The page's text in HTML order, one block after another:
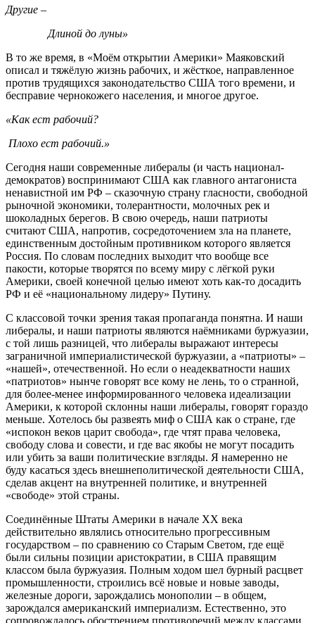
Другие –
Длиной до луны»
В то же время, в «Моём открытии Америки» Маяковский
описал и тяжёлую жизнь рабочих, и жёсткое, направленное
против трудящихся законодательство США того времени, и
бесправие чернокожего населения, и многое другое.
«Как ест рабочий?
Плохо ест рабочий.»
Сегодня наши современные либералы (и часть национал-
демократов) воспринимают США как главного антагониста
ненавистной им РФ – сказочную страну гласности, свободной
рыночной экономики, толерантности, молочных рек и
шоколадных берегов. В свою очередь, наши патриоты
считают США, напротив, сосредоточением зла на планете,
единственным достойным противником которого является
Россия. По словам последних выходит что вообще все
пакости, которые творятся по всему миру с лёгкой руки
Америки, своей конечной целью имеют хоть как-то досадить
РФ и её «национальному лидеру» Путину.
С классовой точки зрения такая пропаганда понятна. И наши
либералы, и наши патриоты являются наёмниками буржуазии,
с той лишь разницей, что либералы выражают интересы
заграничной империалистической буржуазии, а «патриоты» –
«нашей», отечественной. Но если о неадекватности наших
«патриотов» нынче говорят все кому не лень, то о странной,
для более-менее информированного человека идеализации
Америки, к которой склонны наши либералы, говорят гораздо
меньше. Хотелось бы развеять миф о США как о стране, где
«испокон веков царит свобода», где чтят права человека,
свободу слова и совести, и где вас якобы не могут посадить
или убить за ваши политические взгляды. Я намеренно не
буду касаться здесь внешнеполитической деятельности США,
сделав акцент на внутренней политике, и внутренней
«свободе» этой страны.
Соединённые Штаты Америки в начале ХХ века
действительно являлись относительно прогрессивным
государством – по сравнению со Старым Светом, где ещё
были сильны позиции аристократии, в США правящим
классом была буржуазия. Полным ходом шел бурный расцвет
промышленности, строились всё новые и новые заводы,
железные дороги, зарождались монополии – в общем,
зарождался американский империализм. Естественно, это
сопровождалось обострением противоречий между классами